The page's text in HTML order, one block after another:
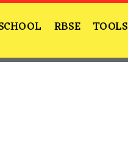
RBSE TOOLS